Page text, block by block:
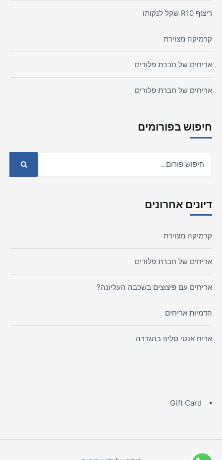
ריצוף R10 שקל לנקותו
קרמיקה מצוירת
אריחים של חברת פלורים
אריחים של חברת פלורים
חיפוש בפורומים
דיונים אחרונים
קרמיקה מצוירת
אריחים של חברת פלורים
אריחים עם פיצוצים בשכבה העליונה?
הדמיות אריחים
אריח אנטי סליפ בהגדרה
Gift Card